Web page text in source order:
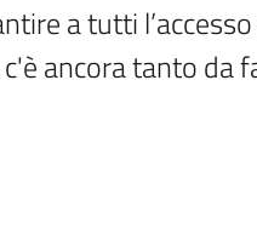
a tutti
ancora tanto da